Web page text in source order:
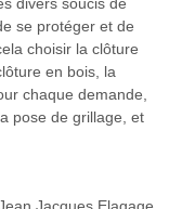
divers soucis de
se protéger et de
choisir la clôture
en bois, la
chaque demande,
pose de grillage, et